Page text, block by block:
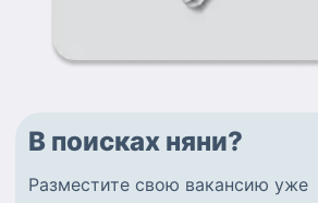
В поисках няни?
Разместите свою вакансию уже